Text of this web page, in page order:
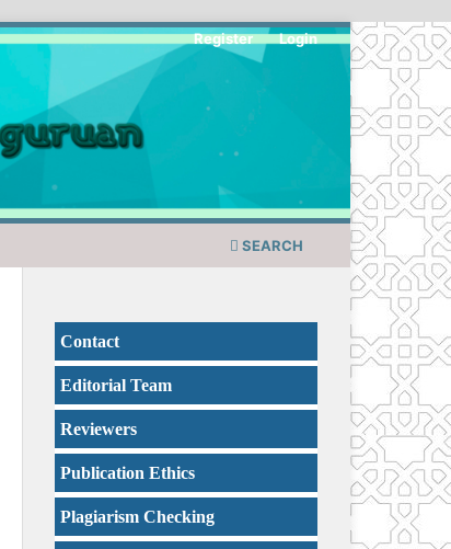
SEARCH
Register Login
Contact
Editorial Team
Reviewers
Publication Ethics
Plagiarism Checking